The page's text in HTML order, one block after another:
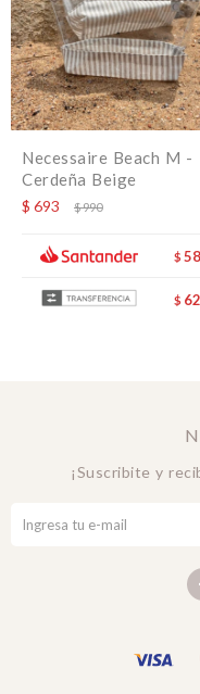
Necessaire Beach M -
Cerdeña Beige
$ 693 $990
$
$
¡Suscribite y